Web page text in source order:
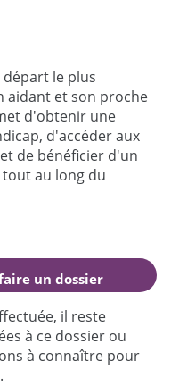
départ le plus
aidant et son proche
d'obtenir une
d'accéder aux
de bénéficier d'un
au long du
un dossier
il reste
à ce dossier ou
à connaître pour